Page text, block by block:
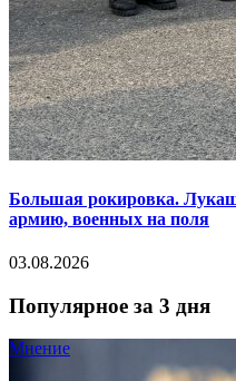
Большая рокировка.
армию, военных на поля
03.08.2026
Популярное за 3 дня
Мнение